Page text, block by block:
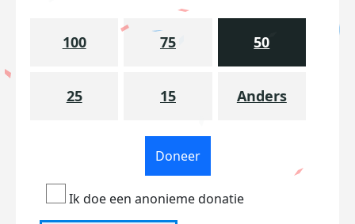
100 75 50
25 15 Anders
Doneer
Ik doe een anonieme donatie